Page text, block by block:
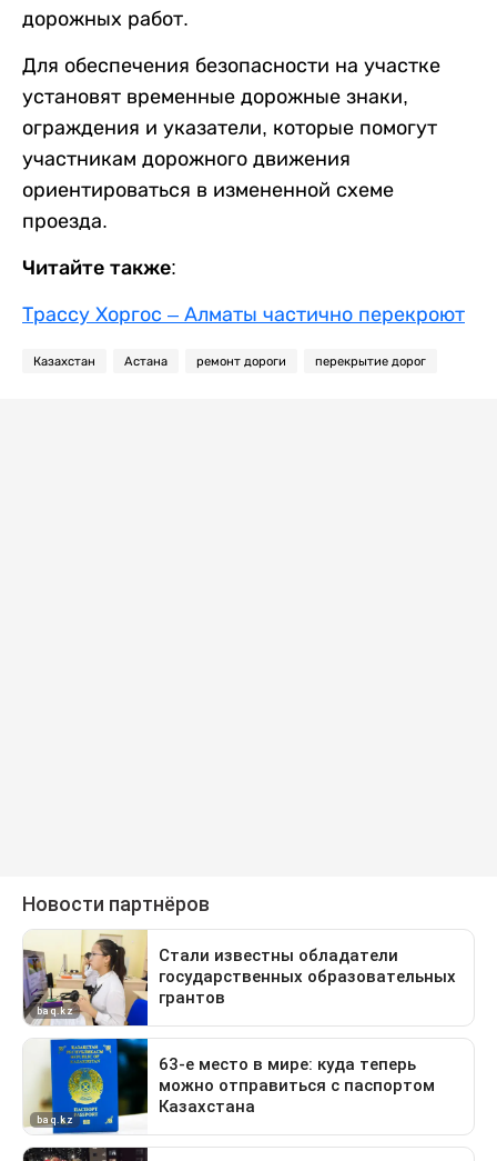
дорожных работ.
Для обеспечения безопасности на участке
установят временные дорожные знаки,
ограждения и указатели, которые помогут
участникам дорожного движения
ориентироваться в измененной схеме
проезда.
Читайте также:
Трассу Хоргос – Алматы частично перекроют
Казахстан Астана ремонт дороги перекрытие дорог